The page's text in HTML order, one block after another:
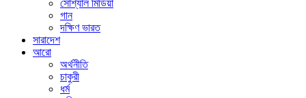
সোশ্যাল মিডিয়া
গান
দক্ষিণ ভারত
সারাদেশ
আরো
অর্থনীতি
চাকুরী
ধর্ম